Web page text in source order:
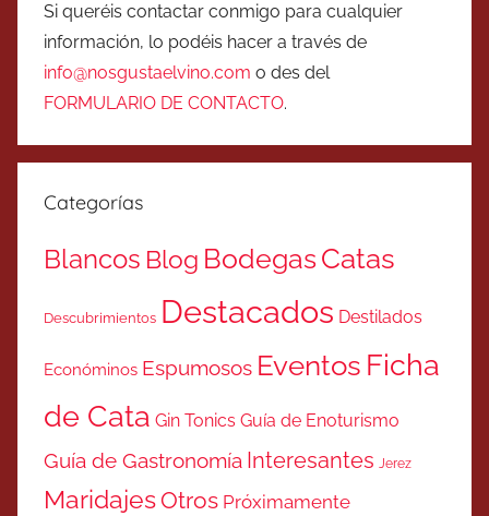
Si queréis contactar conmigo para cualquier
información, lo podéis hacer a través de
info@nosgustaelvino.com o des del
FORMULARIO DE CONTACTO.
Categorías
Blancos Blog BodegasCatas
Descubrimientos Destacados Destilados
Económinos Espumosos Eventos Ficha
de Cata Gin Tonics Guía de Enoturismo
Guía de Gastronomía Interesantes Jerez
MaridajesOtros Próximamente